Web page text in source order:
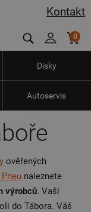
Kontakt
0
Disky
Autoservis
ověřených
naleznete
výrobců. Vaši
do Tábora. Váš